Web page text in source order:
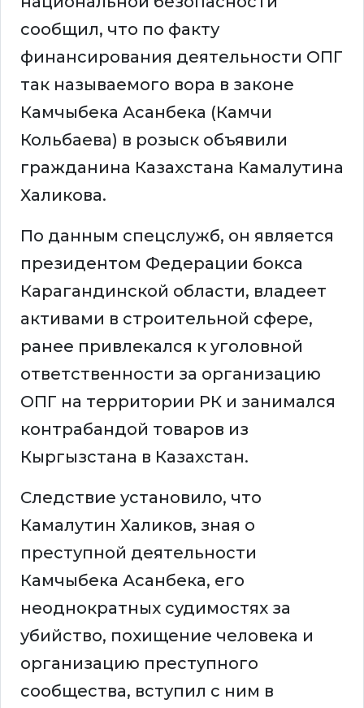
сообщил, что по факту
финансирования деятельности ОПГ
так называемого вора в законе
Камчыбека Асанбека (Камчи
Кольбаева) в розыск объявили
гражданина Казахстана Камалутина
Халикова.
По данным спецслужб, он является
президентом Федерации бокса
Карагандинской области, владеет
активами в строительной сфере,
ранее привлекался к уголовной
ответственности за организацию
ОПГ на территории РК и занимался
контрабандой товаров из
Кыргызстана в Казахстан.
Следствие установило, что
Камалутин Халиков, зная о
преступной деятельности
Камчыбека Асанбека, его
неоднократных судимостях за
убийство, похищение человека и
организацию преступного
сообщества, вступил с ним в